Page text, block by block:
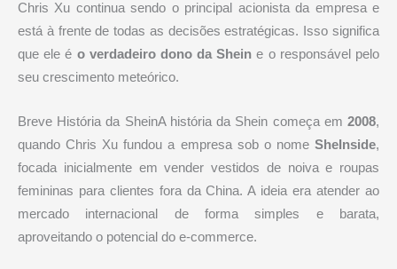
Chris Xu continua sendo o principal acionista da empresa e
está à frente de todas as decisões estratégicas. Isso significa
que ele é o verdadeiro dono da Shein e o responsável pelo
seu crescimento meteórico.
Breve História da SheinA história da Shein começa em 2008,
quando Chris Xu fundou a empresa sob o nome SheInside,
focada inicialmente em vender vestidos de noiva e roupas
femininas para clientes fora da China. A ideia era atender ao
mercado internacional de forma simples e barata,
aproveitando o potencial do e-commerce.